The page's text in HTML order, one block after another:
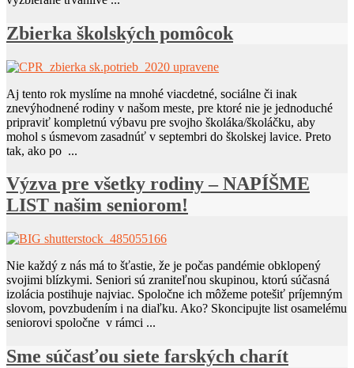
Zbierka školských pomôcok
Aj tento rok myslíme na mnohé viacdetné, sociálne či inak
znevýhodnené rodiny v našom meste, pre ktoré nie je jednoduché
pripraviť kompletnú výbavu pre svojho školáka/školáčku, aby
mohol s úsmevom zasadnúť v septembri do školskej lavice. Preto
tak, ako po ...
Výzva pre všetky rodiny – NAPÍŠME
LIST našim seniorom!
Nie každý z nás má to šťastie, že je počas pandémie obklopený
svojimi blízkymi. Seniori sú zraniteľnou skupinou, ktorú súčasná
izolácia postihuje najviac. Spoločne ich môžeme potešiť príjemným
slovom, povzbudením i na diaľku. Ako? Skoncipujte list osamelému
seniorovi spoločne v rámci ...
Sme súčasťou siete farských charít